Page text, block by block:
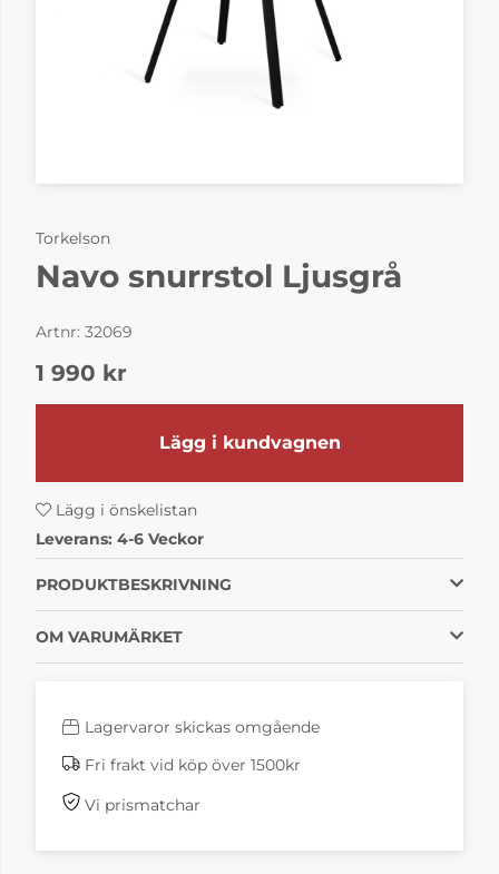
Torkelson
Navo snurrstol Ljusgrå
Artnr: 32069
1 990 kr
Lägg i kundvagnen
Lägg i önskelistan
Leverans: 4-6 Veckor
PRODUKTBESKRIVNING
OM VARUMÄRKET
Lagervaror skickas omgående
Fri frakt vid köp över 1500kr
Vi prismatchar